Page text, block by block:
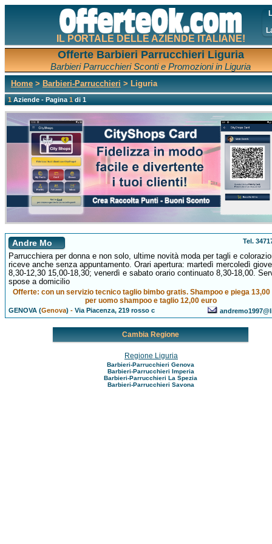
IL PORTALE DELLE AZIENDE ITALIANE!
Offerte Barbieri Parrucchieri Liguria
Barbieri Parrucchieri Sconti e Promozioni in Liguria
Home > Barbieri-Parrucchieri > Liguria
1Aziende - Pagina1di 1
Andre Mo Tel.
Parrucchiera per donna e non solo, ultime novità moda per tagli e
riceve anche senza appuntamento. Orari apertura: martedì mercoledì
8,30-12,30 15,00-18,30; venerdì e sabato orario continuato 8,30-18,00.
spose a domicilio
Offerte: con un servizio tecnico taglio bimbo gratis. Shampoo e piega 13,00
per uomo shampoo e taglio 12,00 euro
GENOVA (Genova) -Via Piacenza, 219 rosso c
Cambia Regione
Regione Liguria
Barbieri-Parrucchieri Genova
Barbieri-Parrucchieri Imperia
Barbieri-Parrucchieri La Spezia
Barbieri-Parrucchieri Savona